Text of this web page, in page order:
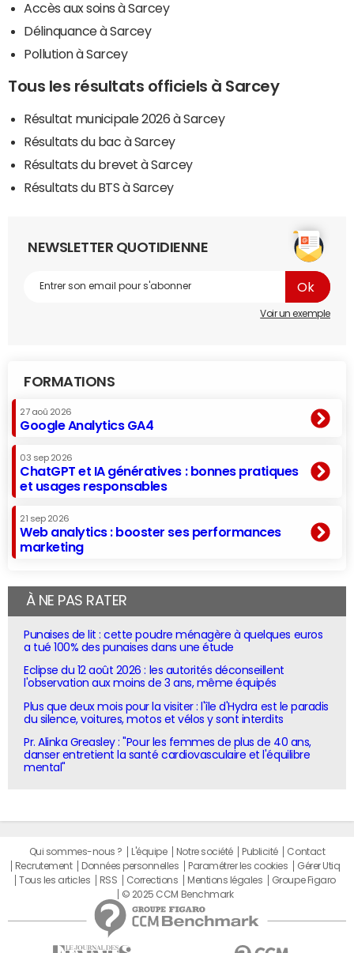
Accès aux soins à Sarcey
Délinquance à Sarcey
Pollution à Sarcey
Tous les résultats officiels à Sarcey
Résultat municipale 2026 à Sarcey
Résultats du bac à Sarcey
Résultats du brevet à Sarcey
Résultats du BTS à Sarcey
NEWSLETTER QUOTIDIENNE
Voir un exemple
FORMATIONS
27 aoû 2026
Google Analytics GA4
03 sep 2026
ChatGPT et IA génératives : bonnes pratiques
et usages responsables
21 sep 2026
Web analytics : booster ses performances
marketing
À NE PAS RATER
Punaises de lit : cette poudre ménagère à quelques euros
a tué 100% des punaises dans une étude
Eclipse du 12 août 2026 : les autorités déconseillent
l'observation aux moins de 3 ans, même équipés
Plus que deux mois pour la visiter : l'île d'Hydra est le paradis
du silence, voitures, motos et vélos y sont interdits
Pr. Alinka Greasley : "Pour les femmes de plus de 40 ans,
danser entretient la santé cardiovasculaire et l'équilibre
mental"
Qui sommes-nous ? L'équipe Notre société Publicité
Contact
Recrutement
Données personnelles Paramétrer les cookies
Gérer Utiq
Tous les articles
RSS Corrections Mentions légales
Groupe Figaro
© 2025 CCM Benchmark